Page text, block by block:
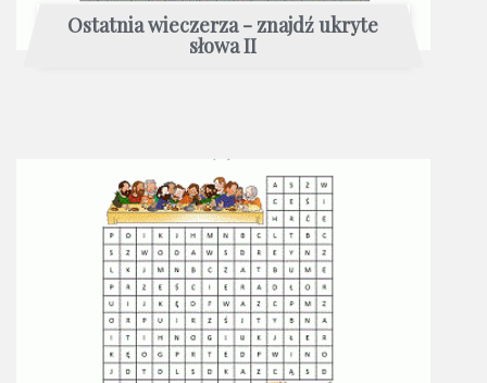
Ostatnia wieczerza - znajdź ukryte
słowa II